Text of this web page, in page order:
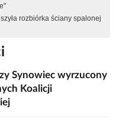
rozbiórka ściany spalonej
Synowiec wyrzucony
Koalicji